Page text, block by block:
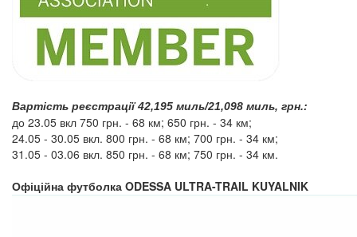
Вартість реєстрації 42,195 миль/21,098 миль, грн.:
до 23.05 вкл 750 грн. - 68 км; 650 грн. - 34 км;
24.05 - 30.05 вкл. 800 грн. - 68 км; 700 грн. - 34 км;
31.05 - 03.06 вкл. 850 грн. - 68 км; 750 грн. - 34 км.
Офіційна футболка ODESSA ULTRA-TRAIL KUYALNIK